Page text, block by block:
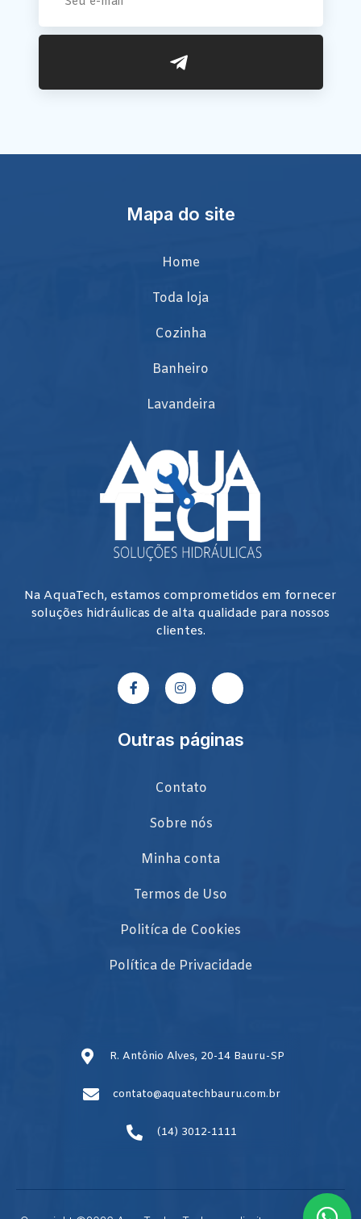
Mapa do site
Home
Toda loja
Cozinha
Banheiro
Lavandeira
Na AquaTech, estamos comprometidos em fornecer
soluções hidráulicas de alta qualidade para nossos
clientes.
Outras páginas
Contato
Sobre nós
Minha conta
Termos de Uso
Politíca de Cookies
Política de Privacidade
R. Antônio Alves, 20-14 Bauru-SP
contato@aquatechbauru.com.br
(14) 3012-1111